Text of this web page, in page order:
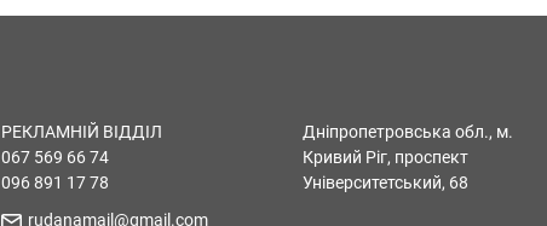
РЕКЛАМНІЙ ВІДДІЛ
067 569 66 74
096 891 17 78
rudanamail@gmail.com
Дніпропетровська обл., м.
Кривий Ріг, проспект
Університетський, 68